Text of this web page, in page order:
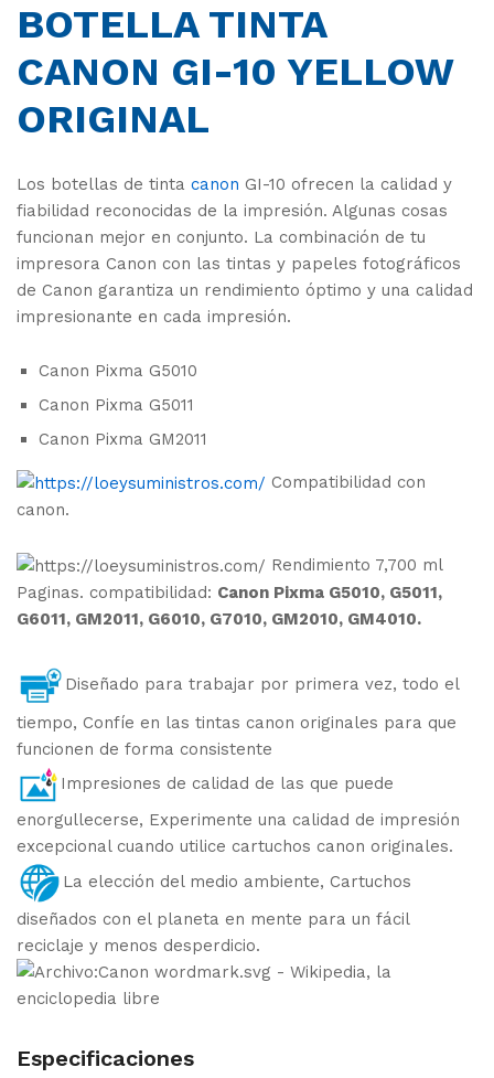
BOTELLA TINTA
CANON GI-10 YELLOW
ORIGINAL
Los botellas de tinta canon GI-10 ofrecen la calidad y
fiabilidad reconocidas de la impresión. Algunas cosas
funcionan mejor en conjunto. La combinación de tu
impresora Canon con las tintas y papeles fotográficos
de Canon garantiza un rendimiento óptimo y una calidad
impresionante en cada impresión.
Canon Pixma G5010
Canon Pixma G5011
Canon Pixma GM2011
Compatibilidad con
canon.
Rendimiento 7,700 ml
Paginas. compatibilidad: Canon Pixma G5010, G5011,
G6011, GM2011, G6010, G7010, GM2010, GM4010.
Diseñado para trabajar por primera vez, todo el
tiempo, Confíe en las tintas canon originales para que
funcionen de forma consistente
Impresiones de calidad de las que puede
enorgullecerse, Experimente una calidad de impresión
excepcional cuando utilice cartuchos canon originales.
La elección del medio ambiente, Cartuchos
diseñados con el planeta en mente para un fácil
reciclaje y menos desperdicio.
Especificaciones